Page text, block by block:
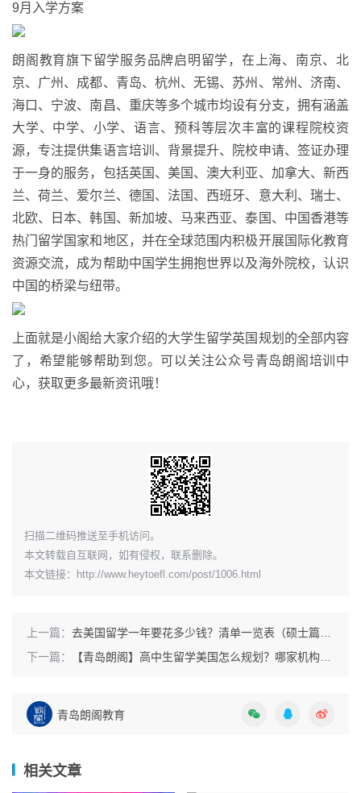
9月入学方案
朗阁教育旗下留学服务品牌启明留学，在上海、南京、北
京、广州、成都、青岛、杭州、无锡、苏州、常州、济南、
海口、宁波、南昌、重庆等多个城市均设有分支，拥有涵盖
大学、中学、小学、语言、预科等层次丰富的课程院校资
源，专注提供集语言培训、背景提升、院校申请、签证办理
于一身的服务，包括英国、美国、澳大利亚、加拿大、新西
兰、荷兰、爱尔兰、德国、法国、西班牙、意大利、瑞士、
北欧、日本、韩国、新加坡、马来西亚、泰国、中国香港等
热门留学国家和地区，并在全球范围内积极开展国际化教育
资源交流，成为帮助中国学生拥抱世界以及海外院校，认识
中国的桥梁与纽带。
上面就是小阁给大家介绍的大学生留学英国规划的全部内容
了，希望能够帮助到您。可以关注公众号青岛朗阁培训中
心，获取更多最新资讯哦！
扫描二维码推送至手机访问。
本文转载自互联网，如有侵权，联系删除。
本文链接：
http://www.heytoefl.com/post/1006.html
上一篇： 去美国留学一年要花多少钱？清单一览表（硕士篇）——青岛地区
下一篇：
【青岛朗阁】高中生留学美国怎么规划？哪家机构好？
青岛朗阁教育
相关文章